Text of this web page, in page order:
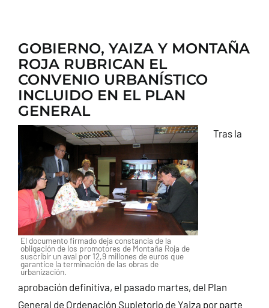
GOBIERNO, YAIZA Y MONTAÑA
ROJA RUBRICAN EL
CONVENIO URBANÍSTICO
INCLUIDO EN EL PLAN
GENERAL
El documento firmado deja constancia de la
obligación de los promotores de Montaña Roja de
suscribir un aval por 12,9 millones de euros que
garantice la terminación de las obras de
urbanización.
Tras la
aprobación definitiva, el pasado martes, del Plan
General de Ordenación Supletorio de Yaiza por parte